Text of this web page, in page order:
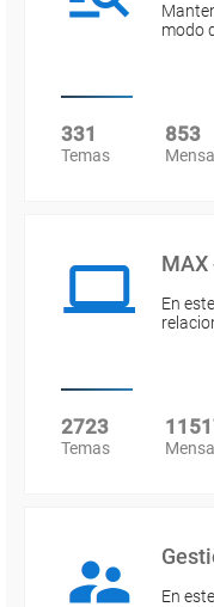
modo
331
Temas
853
MAX
En
2723
Temas
En